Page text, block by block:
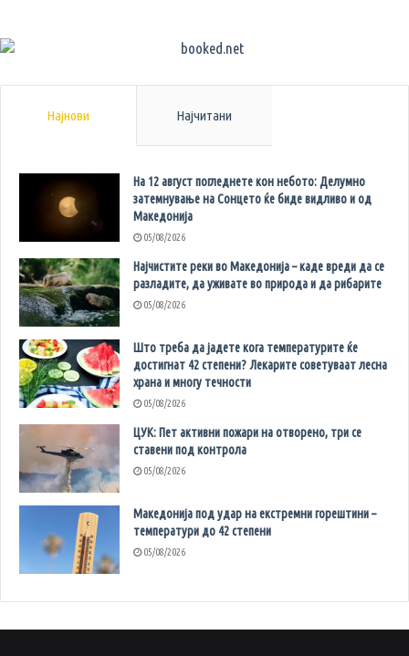
Најнови Најчитани
На 12 август погледнете кон небото: Делумно
затемнување на Сонцето ќе биде видливо и од
Македонија
05/08/2026
Најчистите реки во Македонија – каде вреди да се
разладите, да уживате во природа и да рибарите
05/08/2026
Што треба да јадете кога температурите ќе
достигнат 42 степени? Лекарите советуваат лесна
храна и многу течности
05/08/2026
ЦУК: Пет активни пожари на отворено, три се
ставени под контрола
05/08/2026
Македонија под удар на екстремни горештини –
температури до 42 степени
05/08/2026